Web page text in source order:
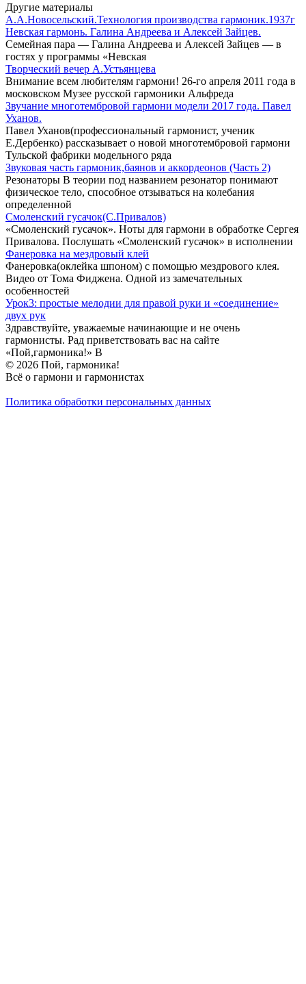
Другие материалы
А.А.Новосельский.Технология производства гармоник.1937г
Невская гармонь. Галина Андреева и Алексей Зайцев.
Семейная пара — Галина Андреева и Алексей Зайцев — в
гостях у программы «Невская
Творческий вечер А.Устьянцева
Внимание всем любителям гармони! 26-го апреля 2011 года в
московском Музее русской гармоники Альфреда
Звучание многотембровой гармони модели 2017 года. Павел
Уханов.
Павел Уханов(профессиональный гармонист, ученик
Е.Дербенко) рассказывает о новой многотембровой гармони
Тульской фабрики модельного ряда
Звуковая часть гармоник,баянов и аккордеонов (Часть 2)
Резонаторы В теории под названием резонатор понимают
физическое тело, способное отзываться на колебания
определенной
Смоленский гусачок(С.Привалов)
«Смоленский гусачок». Ноты для гармони в обработке Сергея
Привалова. Послушать «Смоленский гусачок» в исполнении
Фанеровка на мездровый клей
Фанеровка(оклейка шпоном) с помощью мездрового клея.
Видео от Тома Фиджена. Одной из замечательных
особенностей
Урок3: простые мелодии для правой руки и «соединение»
двух рук
Здравствуйте, уважаемые начинающие и не очень
гармонисты. Рад приветствовать вас на сайте
«Пой,гармоника!» В
© 2026 Пой, гармоника!
Всё о гармони и гармонистах
Политика обработки персональных данных